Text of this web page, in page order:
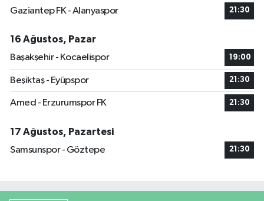
Gaziantep FK - Alanyaspor 21:30
16 Ağustos, Pazar
Başakşehir - Kocaelispor
19:00
Beşiktaş - Eyüpspor 21:30
Amed - Erzurumspor FK 21:30
17 Ağustos, Pazartesi
Samsunspor - Göztepe
21:30